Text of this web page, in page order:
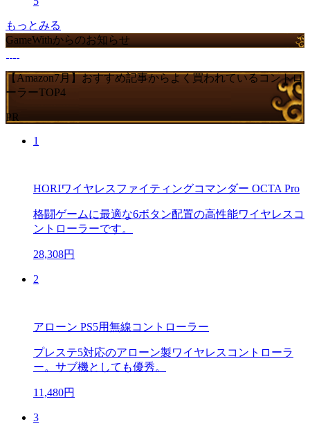
もっとみる
GameWithからのお知らせ
【Amazon7月】おすすめ記事からよく買われているコントロ
ーラーTOP4
PR
1
HORIワイヤレスファイティングコマンダー OCTA Pro
格闘ゲームに最適な6ボタン配置の高性能ワイヤレスコ
ントローラーです。
28,308円
2
アローン PS5用無線コントローラー
プレステ5対応のアローン製ワイヤレスコントローラ
ー。サブ機としても優秀。
11,480円
3